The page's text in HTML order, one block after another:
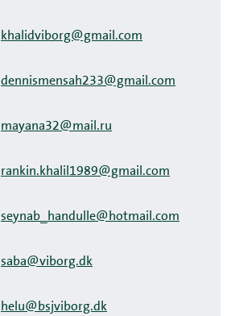
khalidviborg@gmail.com
dennismensah233@gmail.com
mayana32@mail.ru
rankin.khalil1989@gmail.com
seynab_handulle@hotmail.com
saba@viborg.dk
helu@bsjviborg.dk